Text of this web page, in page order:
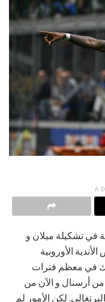
في تشكيلة ميلان و
الأوروبية
في معظم فترات
من أرسنال و الآن من
لكن الأمور لم